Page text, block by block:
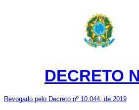
DECRETO
Revogado pelo Decreto nº 10.044, de 2019